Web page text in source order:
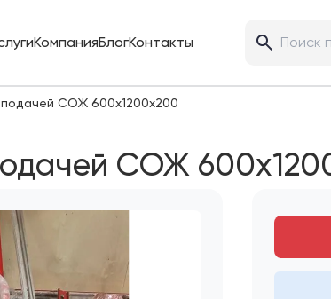
КомпанияБлогКонтакты
СОЖ 600х1200х200
СОЖ